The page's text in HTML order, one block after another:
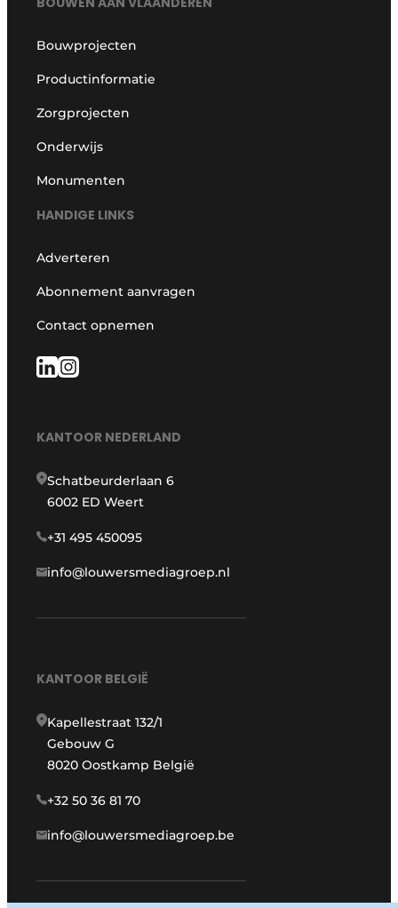
Bouwprojecten
Productinformatie
Zorgprojecten
Onderwijs
Monumenten
HANDIGE LINKS
Adverteren
Abonnement aanvragen
Contact opnemen
KANTOOR NEDERLAND
Schatbeurderlaan 6
6002 ED Weert
+31 495 450095
info@louwersmediagroep.nl
KANTOOR BELGIË
Kapellestraat 132/1
Gebouw G
8020 Oostkamp België
+32 50 36 81 70
info@louwersmediagroep.be